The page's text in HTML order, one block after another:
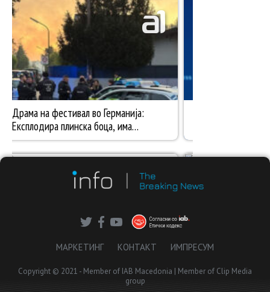
МАРКЕТИНГ КОНТАКТ ИМПРЕСУМ
Copyright © 2021 - Member of IAB Macedonia | Member of Clip Media
group